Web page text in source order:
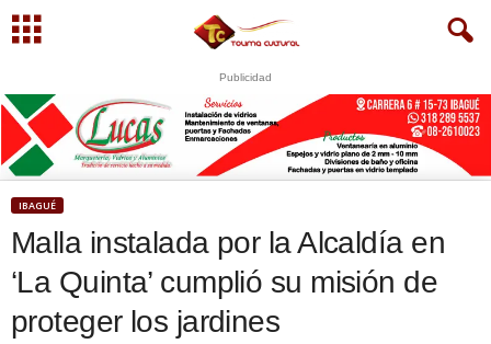
Publicidad
IBAGUÉ
Malla instalada por la Alcaldía en
‘La Quinta’ cumplió su misión de
proteger los jardines